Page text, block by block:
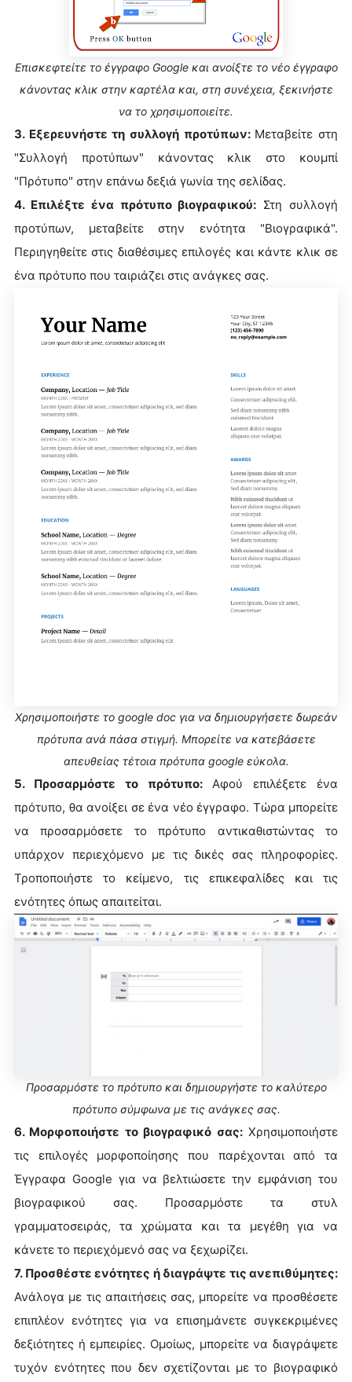
Επισκεφτείτε το έγγραφο Google και ανοίξτε το νέο έγγραφο
κάνοντας κλικ στην καρτέλα και, στη συνέχεια, ξεκινήστε
να το χρησιμοποιείτε.
3. Εξερευνήστε τη συλλογή προτύπων: Μεταβείτε στη
"Συλλογή προτύπων" κάνοντας κλικ στο κουμπί
"Πρότυπο" στην επάνω δεξιά γωνία της σελίδας.
4. Επιλέξτε ένα πρότυπο βιογραφικού: Στη συλλογή
προτύπων, μεταβείτε στην ενότητα "Βιογραφικά".
Περιηγηθείτε στις διαθέσιμες επιλογές και κάντε κλικ σε
ένα πρότυπο που ταιριάζει στις ανάγκες σας.
Χρησιμοποιήστε το google doc για να δημιουργήσετε δωρεάν
πρότυπα ανά πάσα στιγμή. Μπορείτε να κατεβάσετε
απευθείας τέτοια πρότυπα google εύκολα.
5. Προσαρμόστε το πρότυπο: Αφού επιλέξετε ένα
πρότυπο, θα ανοίξει σε ένα νέο έγγραφο. Τώρα μπορείτε
να προσαρμόσετε το πρότυπο αντικαθιστώντας το
υπάρχον περιεχόμενο με τις δικές σας πληροφορίες.
Τροποποιήστε το κείμενο, τις επικεφαλίδες και τις
ενότητες όπως απαιτείται.
Προσαρμόστε το πρότυπο και δημιουργήστε το καλύτερο
πρότυπο σύμφωνα με τις ανάγκες σας.
6. Μορφοποιήστε το βιογραφικό σας:Χρησιμοποιήστε
τις επιλογές μορφοποίησης που παρέχονται από τα
Έγγραφα Google για να βελτιώσετε την εμφάνιση του
βιογραφικού σας. Προσαρμόστε τα στυλ
γραμματοσειράς, τα χρώματα και τα μεγέθη για να
κάνετε το περιεχόμενό σας να ξεχωρίζει.
7. Προσθέστε ενότητες ή διαγράψτε τις ανεπιθύμητες:
Ανάλογα με τις απαιτήσεις σας, μπορείτε να προσθέσετε
επιπλέον ενότητες για να επισημάνετε συγκεκριμένες
δεξιότητες ή εμπειρίες. Ομοίως, μπορείτε να διαγράψετε
τυχόν ενότητες που δεν σχετίζονται με το βιογραφικό